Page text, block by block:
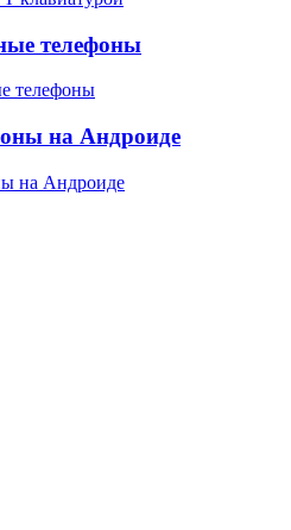
телефоны
на Андроиде